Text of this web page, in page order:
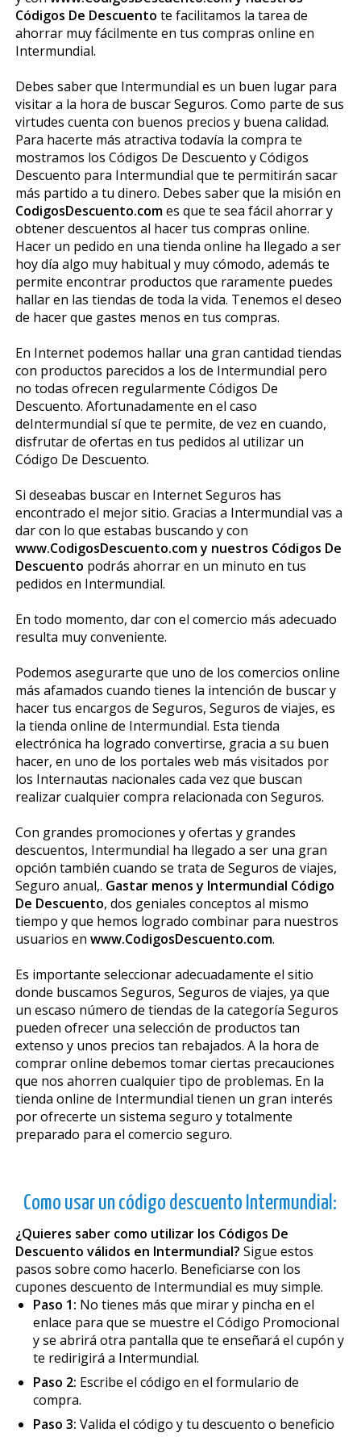
Códigos De Descuento te facilitamos la tarea de
ahorrar muy fácilmente en tus compras online en
Intermundial.
Debes saber que Intermundial es un buen lugar para
visitar a la hora de buscar Seguros. Como parte de sus
virtudes cuenta con buenos precios y buena calidad.
Para hacerte más atractiva todavía la compra te
mostramos los Códigos De Descuento y Códigos
Descuento para Intermundial que te permitirán sacar
más partido a tu dinero. Debes saber que la misión en
CodigosDescuento.comes que te sea fácil ahorrar y
obtener descuentos al hacer tus compras online.
Hacer un pedido en una tienda online ha llegado a ser
hoy día algo muy habitual y muy cómodo, además te
permite encontrar productos que raramente puedes
hallar en las tiendas de toda la vida. Tenemos el deseo
de hacer que gastes menos en tus compras.
En Internet podemos hallar una gran cantidad tiendas
con productos parecidos a los de Intermundial pero
no todas ofrecen regularmente Códigos De
Descuento. Afortunadamente en el caso
deIntermundial sí que te permite, de vez en cuando,
disfrutar de ofertas en tus pedidos al utilizar un
Código De Descuento.
Si deseabas buscar en Internet Seguros has
encontrado el mejor sitio. Gracias a Intermundial vas a
dar con lo que estabas buscando y con
www.CodigosDescuento.com y nuestros Códigos De
Descuento podrás ahorrar en un minuto en tus
pedidos en Intermundial.
En todo momento, dar con el comercio más adecuado
resulta muy conveniente.
Podemos asegurarte que uno de los comercios online
más afamados cuando tienes la intención de buscar y
hacer tus encargos de Seguros, Seguros de viajes, es
la tienda online de Intermundial. Esta tienda
electrónica ha logrado convertirse, gracia a su buen
hacer, en uno de los portales web más visitados por
los Internautas nacionales cada vez que buscan
realizar cualquier compra relacionada con Seguros.
Con grandes promociones y ofertas y grandes
descuentos, Intermundial ha llegado a ser una gran
opción también cuando se trata de Seguros de viajes,
Seguro anual,. Gastar menos y Intermundial Código
De Descuento, dos geniales conceptos al mismo
tiempo y que hemos logrado combinar para nuestros
usuarios en www.CodigosDescuento.com.
Es importante seleccionar adecuadamente el sitio
donde buscamos Seguros, Seguros de viajes, ya que
un escaso número de tiendas de la categoría Seguros
pueden ofrecer una selección de productos tan
extenso y unos precios tan rebajados. A la hora de
comprar online debemos tomar ciertas precauciones
que nos ahorren cualquier tipo de problemas. En la
tienda online de Intermundial tienen un gran interés
por ofrecerte un sistema seguro y totalmente
preparado para el comercio seguro.
Como usar un código descuento Intermundial:
¿Quieres saber como utilizar los Códigos De
Descuento válidos en Intermundial? Sigue estos
pasos sobre como hacerlo. Beneficiarse con los
cupones descuento de Intermundial es muy simple.
Paso 1: No tienes más que mirar y pincha en el
enlace para que se muestre el Código Promocional
y se abrirá otra pantalla que te enseñará el cupón y
te redirigirá a Intermundial.
Paso 2: Escribe el código en el formulario de
compra.
Paso 3: Valida el código y tu descuento o beneficio